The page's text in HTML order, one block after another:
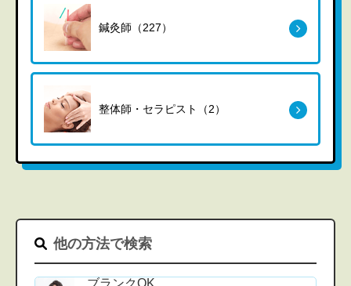
鍼灸師（227）
整体師・セラピスト（2）
他の方法で検索
ブランクOK